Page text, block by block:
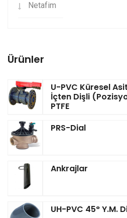
Netafim
Ürünler
U-PVC Küresel
İçten Dişli
PTFE
PRS-Dial
Ankrajlar
UH-PVC 45° Y.M.